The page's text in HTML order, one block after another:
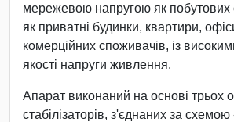
мережевою напругою як побутових
як приватні будинки, квартири,
комерційних споживачів, із
якості напруги живлення.
Апарат виконаний на основі трьох
стабілізаторів, з'єднаних за схемою